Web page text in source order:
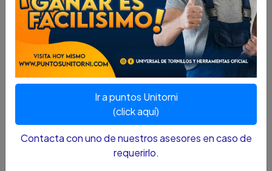
Cotízalo
Ir a puntos Unitorni
(click aquí)
Contacta con uno de nuestros asesores en caso de
requerirlo.